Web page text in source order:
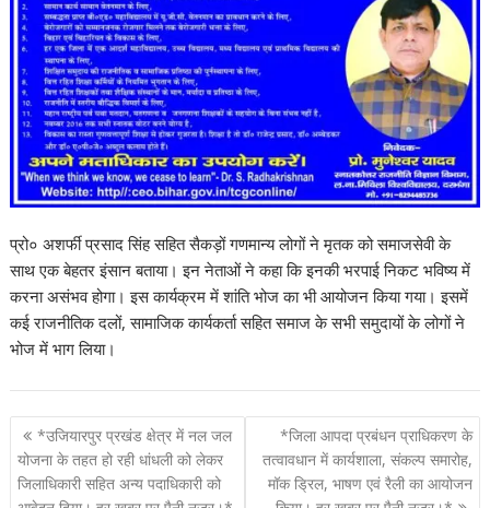
प्रो० अशर्फी प्रसाद सिंह सहित सैकड़ों गणमान्य लोगों ने मृतक को समाजसेवी के
साथ एक बेहतर इंसान बताया। इन नेताओं ने कहा कि इनकी भरपाई निकट भविष्य में
करना असंभव होगा। इस कार्यक्रम में शांति भोज का भी आयोजन किया गया। इसमें
कई राजनीतिक दलों, सामाजिक कार्यकर्ता सहित समाज के सभी समुदायों के लोगों ने
भोज में भाग लिया।
P
o
s
*उजियारपुर प्रखंड क्षेत्र में नल जल
योजना के तहत हो रही धांधली को लेकर
जिलाधिकारी सहित अन्य पदाधिकारी को
*जिला आपदा प्रबंधन प्राधिकरण के
तत्वावधान में कार्यशाला, संकल्प समारोह,
मॉक ड्रिल, भाषण एवं रैली का आयोजन